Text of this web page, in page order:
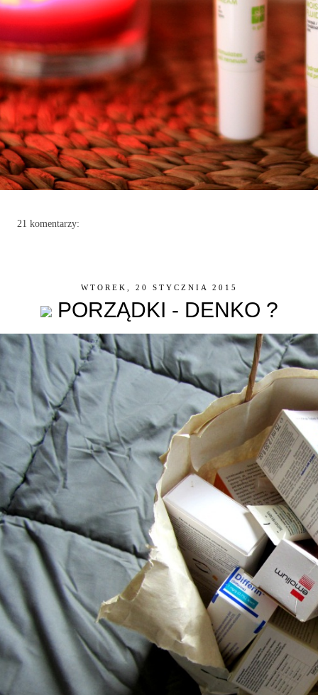
21 komentarzy:
WTOREK, 20 STYCZNIA 2015
PORZĄDKI - DENKO ?